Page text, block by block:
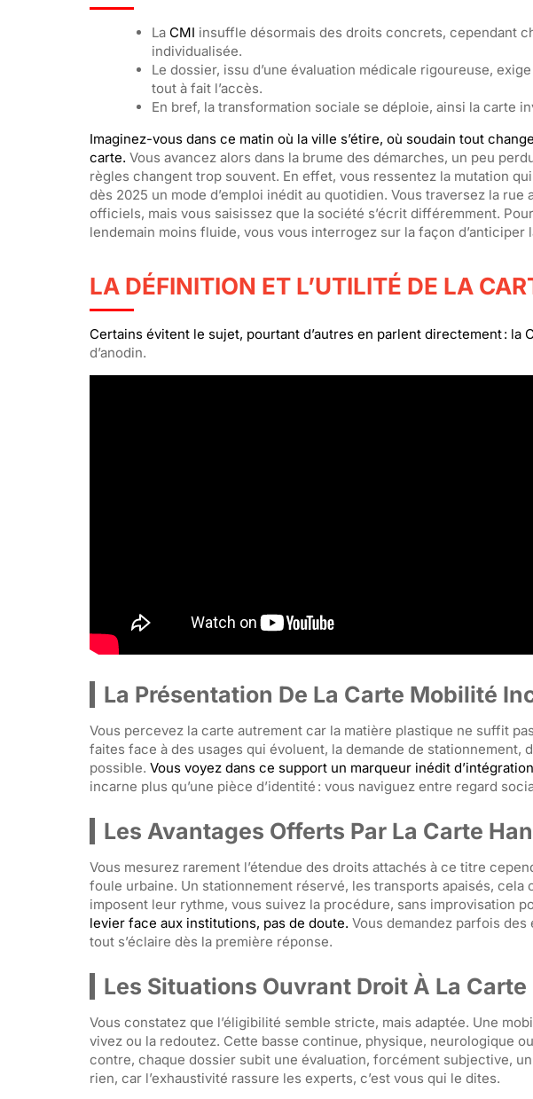
La CMI insuffle désormais des droits concrets, cependant
individualisée.
Le dossier, issu d’une évaluation médicale rigoureuse,
tout à fait l’accès.
En bref, la transformation sociale se déploie, ainsi la carte
Imaginez-vous dans ce matin où la ville s’étire, où soudain tout
carte. Vous avancez alors dans la brume des démarches, un peu
règles changent trop souvent. En effet, vous ressentez la mutation
dès 2025 un mode d’emploi inédit au quotidien. Vous traversez la
officiels, mais vous saisissez que la société s’écrit différemment.
lendemain moins fluide, vous vous interrogez sur la façon d’anticiper
LA DÉFINITION ET L’UTILITÉ DE LA
Certains évitent le sujet, pourtant d’autres en parlent directement : la
d’anodin.
La Présentation De La Carte Mobilité
Vous percevez la carte autrement car la matière plastique ne suffit
faites face à des usages qui évoluent, la demande de stationnement,
possible. Vous voyez dans ce support un marqueur inédit
incarne plus qu’une pièce d’identité : vous naviguez entre regard
Les Avantages Offerts Par La Carte
Vous mesurez rarement l’étendue des droits attachés à ce titre
foule urbaine. Un stationnement réservé, les transports apaisés,
imposent leur rythme, vous suivez la procédure, sans improvisation
levier face aux institutions, pas de doute. Vous demandez parfois
tout s’éclaire dès la première réponse.
Les Situations Ouvrant Droit À La
Vous constatez que l’éligibilité semble stricte, mais adaptée. Une
vivez ou la redoutez. Cette basse continue, physique, neurologique
contre, chaque dossier subit une évaluation, forcément subjective,
rien, car l’exhaustivité rassure les experts, c’est vous qui le dites.